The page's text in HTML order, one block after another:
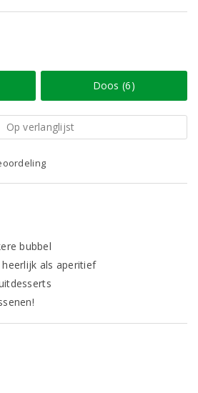
Doos (6)
Op verlanglijst
bubbel
als aperitief